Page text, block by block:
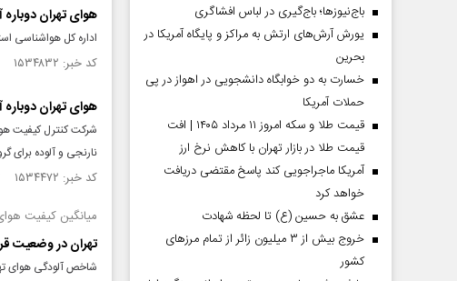
هوای تهران
اداره کل هواشناسی استان
کد خبر: ۱۵۳۴۸۳۲ تاریخ انتشار : ۱۴۰۴/۰۹/۲۹
هوای تهران دوباره
نارنجی و آلوده
کد خبر: ۱۵۳۴۴۷۲ تاریخ انتشار : ۱۴۰۴/۰۹/۲۸
میانگین کیفیت
تهران در وضعیت
شاخص آلودگی هوای تهران روی عدد ۱۵۲ و
باج‌نیوزها؛ باج‌گیری در لباس افشاگری
یورش آرش‌های ارتش به مراکز و پایگاه‌ آمریکا در
بحرین
خسارت به دو خوابگاه دانشجویی در اهواز در پی
حملات آمریکا
قیمت طلا و سکه امروز ۱۱ مرداد ۱۴۰۵ | افت
قیمت طلا در بازار تهران با کاهش نرخ ارز
آمریکا ماجراجویی کند پاسخ مقتضی دریافت
خواهد کرد
عشق به حسین (ع) تا لحظه شهادت
خروج بیش از ۳ میلیون زائر از تمام مرز‌های
کشور